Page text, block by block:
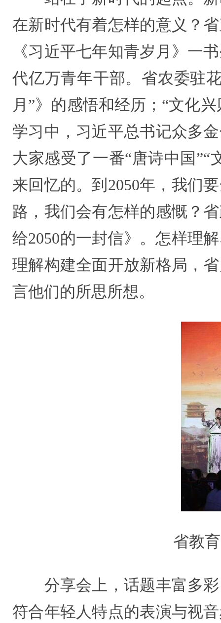
在新时代有着怎样的意义？
《习近平七年知青岁月》一
代亿万青年干部。省农委驻
月”》的感悟和经历；“文化
学习中，习近平总书记众多
大家感受了一番“唐诗中国
来回忆的。到2050年，我们
路，我们会有怎样的感慨？
给2050的一封信》。怎样理
理解构建全面开放新格局，
言他们的所思所想。
省教
分享会上，话题丰富多彩
符合年轻人特点的表演与视